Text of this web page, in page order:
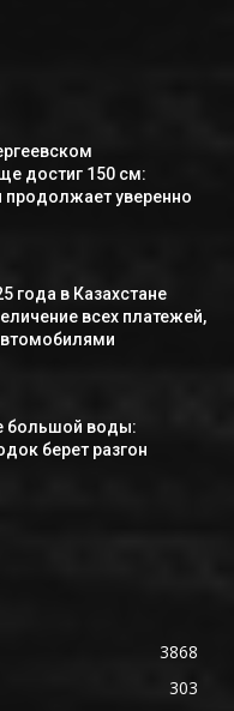
достиг 150 см:
продолжает уверенно
года в Казахстане
всех платежей,
большой воды:
берет разгон
3868
303